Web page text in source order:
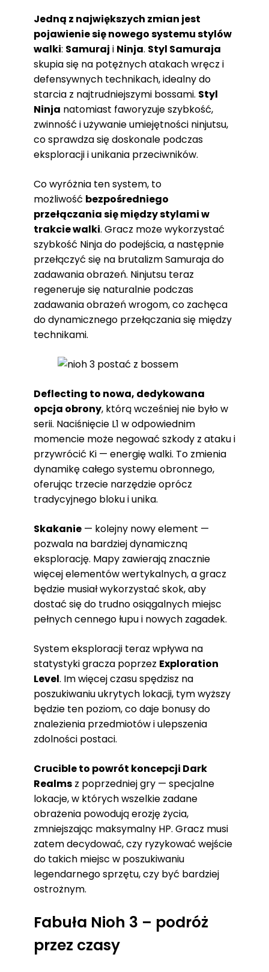
Jedną z największych zmian jest
pojawienie się nowego systemu stylów
walki: Samuraj i Ninja. Styl Samuraja
skupia się na potężnych atakach wręcz i
defensywnych technikach, idealny do
starcia z najtrudniejszymi bossami. Styl
Ninja natomiast faworyzuje szybkość,
zwinność i używanie umiejętności ninjutsu,
co sprawdza się doskonale podczas
eksploracji i unikania przeciwników.
Co wyróżnia ten system, to
możliwość bezpośredniego
przełączania się między stylami w
trakcie walki. Gracz może wykorzystać
szybkość Ninja do podejścia, a następnie
przełączyć się na brutalizm Samuraja do
zadawania obrażeń. Ninjutsu teraz
regeneruje się naturalnie podczas
zadawania obrażeń wrogom, co zachęca
do dynamicznego przełączania się między
technikami.
Deflecting to nowa, dedykowana
opcja obrony, którą wcześniej nie było w
serii. Naciśnięcie L1 w odpowiednim
momencie może negować szkody z ataku i
przywrócić Ki — energię walki. To zmienia
dynamikę całego systemu obronnego,
oferując trzecie narzędzie oprócz
tradycyjnego bloku i unika.
Skakanie — kolejny nowy element —
pozwala na bardziej dynamiczną
eksplorację. Mapy zawierają znacznie
więcej elementów wertykalnych, a gracz
będzie musiał wykorzystać skok, aby
dostać się do trudno osiągalnych miejsc
pełnych cennego łupu i nowych zagadek.
System eksploracji teraz wpływa na
statystyki gracza poprzez Exploration
Level. Im więcej czasu spędzisz na
poszukiwaniu ukrytych lokacji, tym wyższy
będzie ten poziom, co daje bonusy do
znalezienia przedmiotów i ulepszenia
zdolności postaci.
Crucible to powrót koncepcji Dark
Realms z poprzedniej gry — specjalne
lokacje, w których wszelkie zadane
obrażenia powodują erozję życia,
zmniejszając maksymalny HP. Gracz musi
zatem decydować, czy ryzykować wejście
do takich miejsc w poszukiwaniu
legendarnego sprzętu, czy być bardziej
ostrożnym.
Fabuła Nioh 3 – podróż
przez czasy